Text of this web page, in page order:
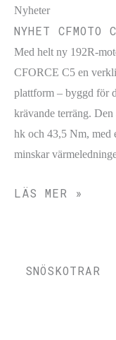
Nyheter
NYHET CFMOTO
Med helt ny 192R-
CFORCE C5 en
plattform – byggd för
krävande terräng.
hk och 43,5 Nm, med
minskar
LÄS MER »
SNÖSKOTRAR